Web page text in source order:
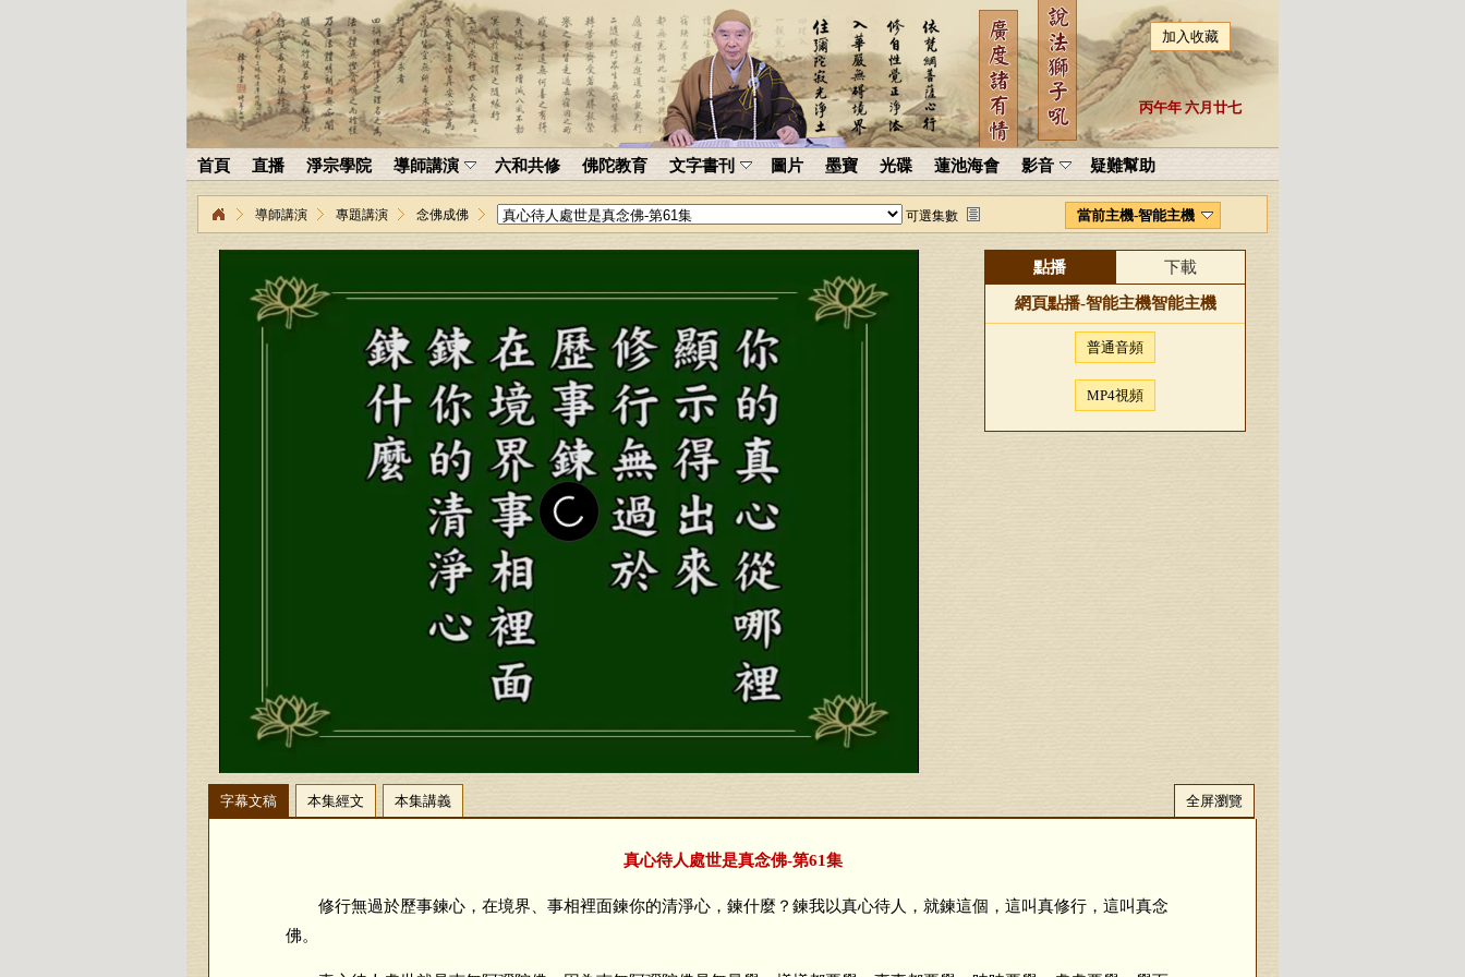
加入收藏
丙午年 六月廿七
首頁 直播 淨宗學院 導師講演 六和共修 佛陀教育 文字書刊 圖片 墨寶 光碟 蓮池海會 影音 疑難幫助
導師講演 專題講演 念佛成佛 可選集數 當前主機-智能主機
點播 下載
網頁點播-智能主機智能主機
普通音頻
MP4視頻
字幕文稿 本集經文 本集講義 全屏瀏覽
真心待人處世是真念佛-第61集
修行無過於歷事鍊心，在境界、事相裡面鍊你的清淨心，鍊什麼？鍊我以真心待人，就鍊這個，這叫真修行，這叫真念
佛。